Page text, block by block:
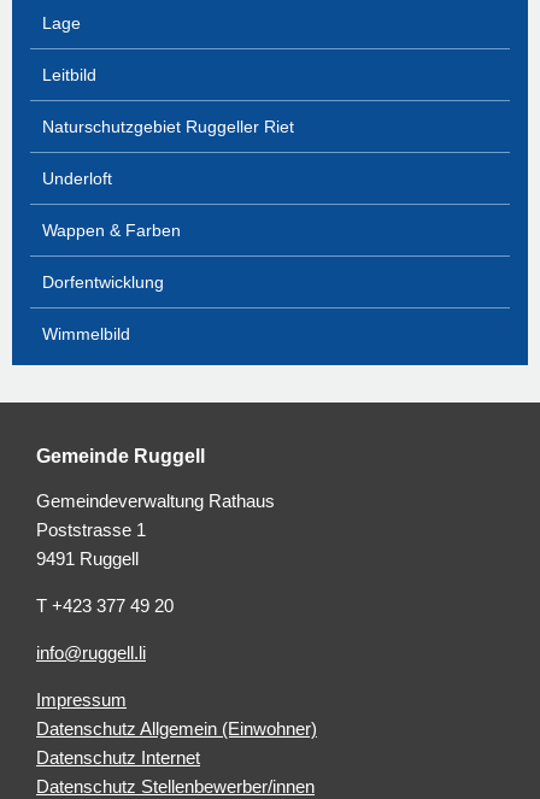
Lage
Leitbild
Naturschutzgebiet Ruggeller Riet
Underloft
Wappen & Farben
Dorfentwicklung
Wimmelbild
Gemeinde Ruggell
Gemeindeverwaltung Rathaus
Poststrasse 1
9491 Ruggell
T +423 377 49 20
info@ruggell.li
Impressum
Datenschutz Allgemein (Einwohner)
Datenschutz Internet
Datenschutz Stellenbewerber/innen